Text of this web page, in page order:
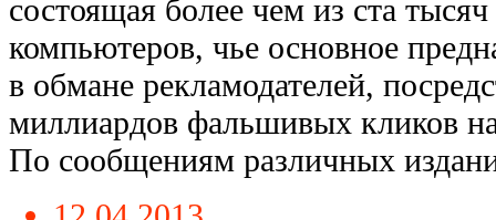
состоящая более чем из ста
компьютеров, чье основное
в обмане рекламодателей,
миллиардов фальшивых кликов
По сообщениям различных